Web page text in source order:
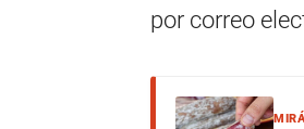
por correo